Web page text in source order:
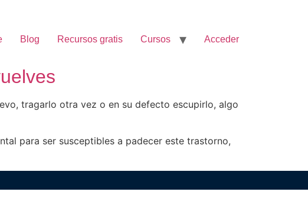
Blog Recursos gratis Cursos Acceder
tragarlo otra vez o en su defecto escupirlo, algo
para ser susceptibles a padecer este trastorno,